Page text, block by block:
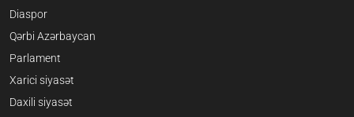
Diaspor
Qərbi Azərbaycan
Parlament
Xarici siyasət
Daxili siyasət